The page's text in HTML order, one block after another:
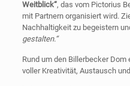
Weitblick“, das vom Pictorius
mit Partnern organisiert wird.
Nachhaltigkeit zu begeistern
gestalten.“
Rund um den Billerbecker
voller Kreativität, Austausch